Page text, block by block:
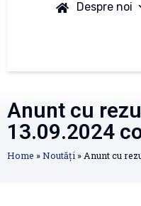
Despre noi
Anunt cu
13.09.2024
Home »Noutăți » Anunt cu